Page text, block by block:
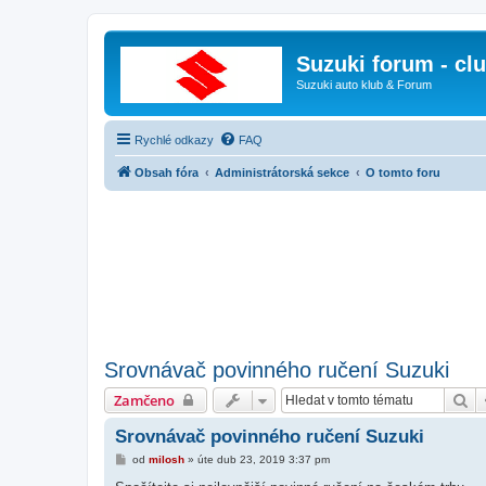
Suzuki forum -
Suzuki auto klub & Forum
Rychlé odkazy FAQ
Obsah fóra Administrátorská sekce O tomto foru
Srovnávač povinného ručení Suzuki
Zamčeno
Srovnávač povinného ručení Suzuki
Pod milosh» úte dub 23, 2019 3:37 pm